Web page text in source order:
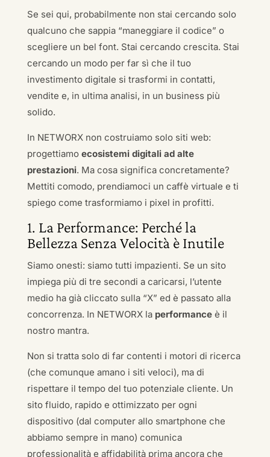
Se sei qui, probabilmente non stai cercando solo
qualcuno che sappia “maneggiare il codice” o
scegliere un bel font. Stai cercando crescita. Stai
cercando un modo per far sì che il tuo
investimento digitale si trasformi in contatti,
vendite e, in ultima analisi, in un business più
solido.
In NETWORX non costruiamo solo siti web:
progettiamo ecosistemi digitali ad alte
prestazioni. Ma cosa significa concretamente?
Mettiti comodo, prendiamoci un caffè virtuale e ti
spiego come trasformiamo i pixel in profitti.
1. La Performance: Perché la
Bellezza Senza Velocità è Inutile
Siamo onesti: siamo tutti impazienti. Se un sito
impiega più di tre secondi a caricarsi, l’utente
medio ha già cliccato sulla “X” ed è passato alla
concorrenza. In NETWORX la performanceè il
nostro mantra.
Non si tratta solo di far contenti i motori di ricerca
(che comunque amano i siti veloci), ma di
rispettare il tempo del tuo potenziale cliente. Un
sito fluido, rapido e ottimizzato per ogni
dispositivo (dal computer allo smartphone che
abbiamo sempre in mano) comunica
professionalità e affidabilità prima ancora che